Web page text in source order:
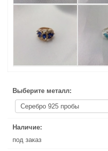
Выберите металл:
Наличие:
под заказ